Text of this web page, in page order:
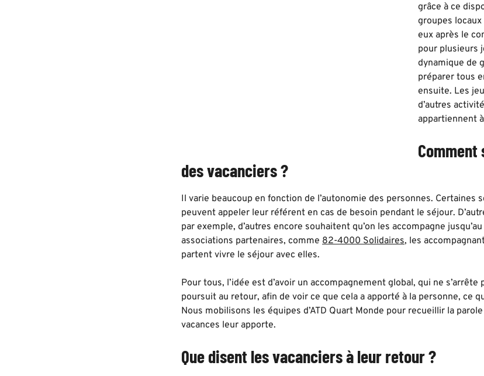
grâce à ce
groupes
eux après le
pour plusieurs
dynamique de
préparer tous
ensuite. Les
d’autres
appartiennent
Comment
des vacanciers ?
Il varie beaucoup en fonction de l’autonomie des personnes. Certaines
peuvent appeler leur référent en cas de besoin pendant le séjour.
par exemple, d’autres encore souhaitent qu’on les accompagne
associations partenaires, comme 82-4000 Solidaires, les
partent vivre le séjour avec elles.
Pour tous, l’idée est d’avoir un accompagnement global, qui ne
poursuit au retour, afin de voir ce que cela a apporté à la personne, ce
Nous mobilisons les équipes d’ATD Quart Monde pour recueillir la
vacances leur apporte.
Que disent les vacanciers à leur retour ?